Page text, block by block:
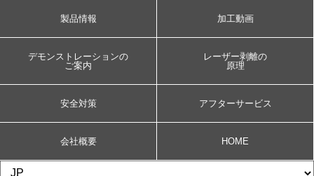
製品情報 加工動画
デモンストレーションの
ご案内
レーザー剥離の
原理
安全対策 アフターサービス
会社概要 HOME